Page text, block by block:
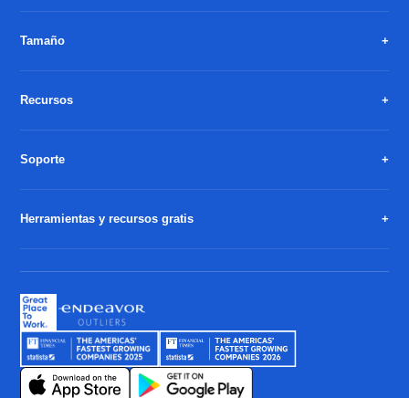
Tamaño
Recursos
Soporte
Herramientas y recursos gratis